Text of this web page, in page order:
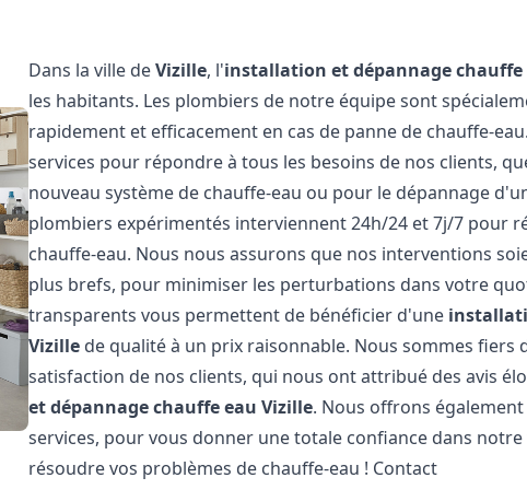
Dans la ville deVizille, l'installation et dépannage chauffe
les habitants. Les plombiers de notre équipe sont
rapidement et efficacement en cas de panne de chauffe-
services pour répondre à tous les besoins de nos clients,
nouveau système de chauffe-eau ou pour le dépannage
plombiers expérimentés interviennent 24h/24 et 7j/7 pour
chauffe-eau. Nous nous assurons que nos interventions
plus brefs, pour minimiser les perturbations dans votre
transparents vous permettent de bénéficier d'une
Vizille de qualité à un prix raisonnable. Nous sommes fiers
satisfaction de nos clients, qui nous ont attribué des avis
et dépannage chauffe eau Vizille. Nous offrons
services, pour vous donner une totale confiance dans
résoudre vos problèmes de chauffe-eau ! Contact